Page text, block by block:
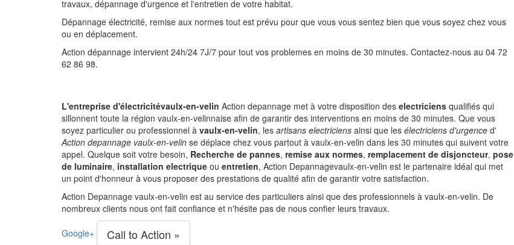
travaux, dépannage d'urgence et l'entretien de votre habitat.
Dépannage électricité, remise aux normes tout est prévu pour que vous vous sentez bien que vous soyez chez vous
ou en déplacement.
Action dépannage intervient 24h/24 7J/7 pour tout vos problemes en moins de 30 minutes. Contactez-nous au 04 72
62 86 98.
L'entreprise d'électricitévaulx-en-velin Action depannage met à votre disposition des electriciens qualifiés qui
sillonnent toute la région vaulx-en-velinnaise afin de garantir des interventions en moins de 30 minutes. Que vous
soyez particulier ou professionnel à vaulx-en-velin, les artisans electriciens ainsi que les électriciens d'urgence d'
Action depannage vaulx-en-velin se déplace chez vous partout à vaulx-en-velin dans les 30 minutes qui suivent votre
appel. Quelque soit votre besoin, Recherche de pannes, remise aux normes, remplacement de disjoncteur, pose
de luminaire, installation electrique ou entretien, Action Depannagevaulx-en-velin est le partenaire idéal qui met
un point d'honneur à vous proposer des prestations de qualité afin de garantir votre satisfaction.
Action Depannage vaulx-en-velin est au service des particuliers ainsi que des professionnels à vaulx-en-velin. De
nombreux clients nous ont fait confiance et n'hésite pas de nous confier leurs travaux.
Google+ Call to Action »